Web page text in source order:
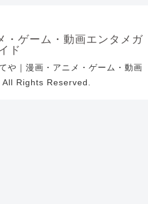
・ゲーム・動画エンタメガ
イド
｜漫画・アニメ・ゲーム・動画
All Rights Reserved.